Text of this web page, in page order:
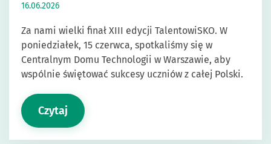
16.06.2026
Za nami wielki finał XIII edycji TalentowiSKO. W
poniedziałek, 15 czerwca, spotkaliśmy się w
Centralnym Domu Technologii w Warszawie, aby
wspólnie świętować sukcesy uczniów z całej Polski.
Czytaj